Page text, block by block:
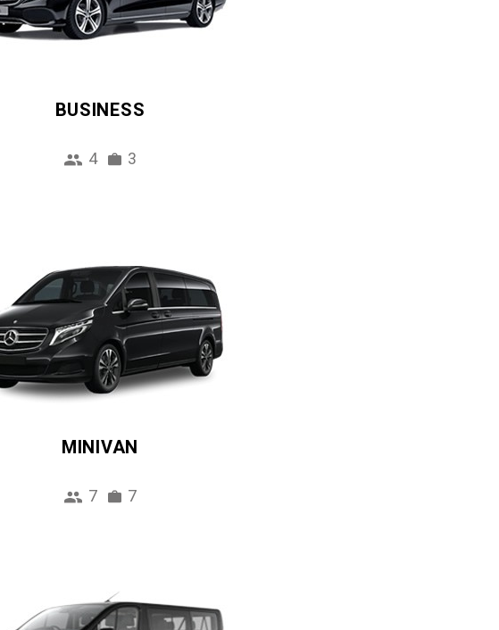
BUSINESS
4 3
MINIVAN
7 7